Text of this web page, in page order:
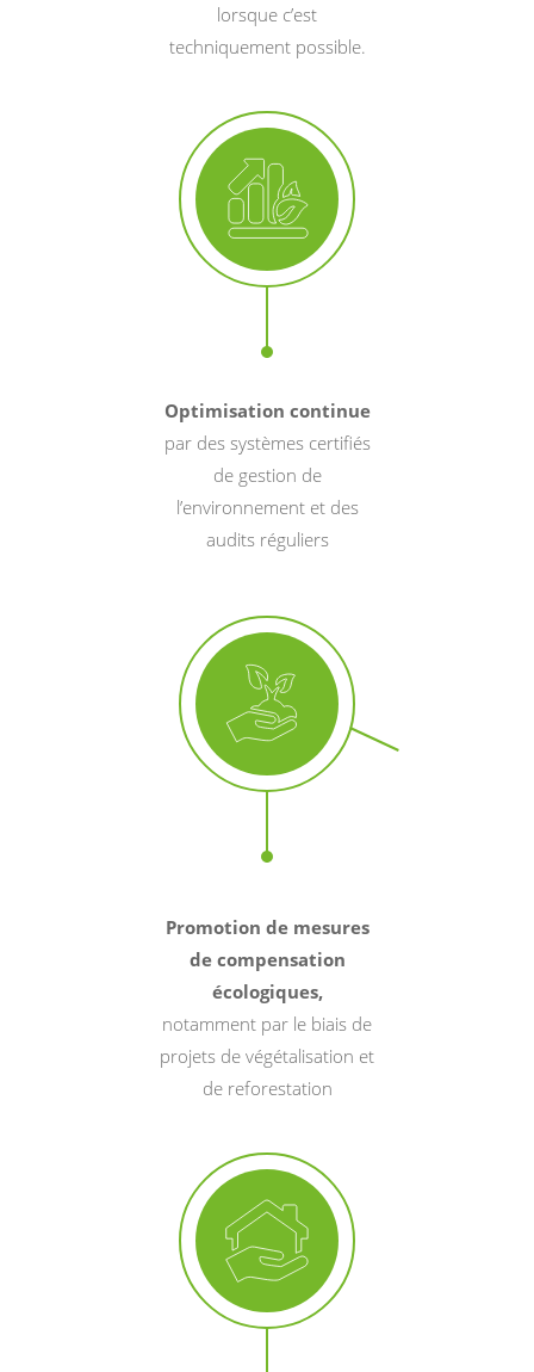
lorsque c’est
techniquement possible.
Optimisation continue
par des systèmes certifiés
de gestion de
l’environnement et des
audits réguliers
Promotion de mesures
de compensation
écologiques,
notamment par le biais de
projets de végétalisation et
de reforestation